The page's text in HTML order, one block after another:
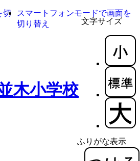
文字サイズ
ふりがな表示
切
スマートフォンモードで画面を
切り替え
木小学校